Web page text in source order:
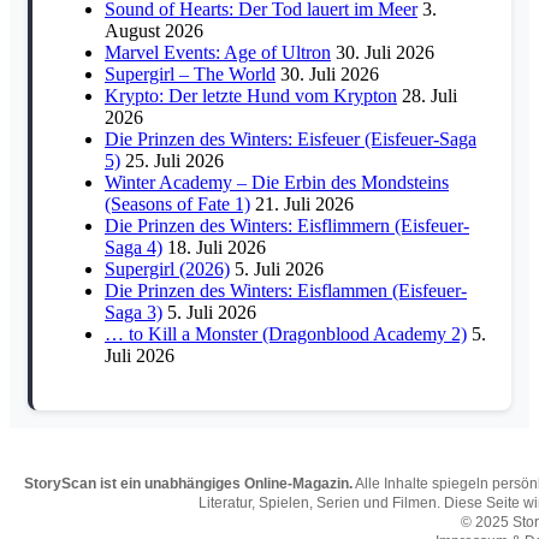
Sound of Hearts: Der Tod lauert im Meer 3.
August 2026
Marvel Events: Age of Ultron 30. Juli 2026
Supergirl – The World 30. Juli 2026
Krypto: Der letzte Hund vom Krypton 28. Juli
2026
Die Prinzen des Winters: Eisfeuer (Eisfeuer-Saga
5) 25. Juli 2026
Winter Academy – Die Erbin des Mondsteins
(Seasons of Fate 1) 21. Juli 2026
Die Prinzen des Winters: Eisflimmern (Eisfeuer-
Saga 4) 18. Juli 2026
Supergirl (2026) 5. Juli 2026
Die Prinzen des Winters: Eisflammen (Eisfeuer-
Saga 3) 5. Juli 2026
… to Kill a Monster (Dragonblood Academy 2) 5.
Juli 2026
StoryScan ist ein unabhängiges Online-Magazin.Alle Inhalte spiegeln
Literatur, Spielen, Serien und Filmen. Diese Seite
© 2025